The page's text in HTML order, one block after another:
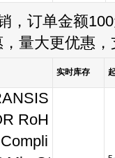
，订单金额
量大更优惠
实时库存
RoH